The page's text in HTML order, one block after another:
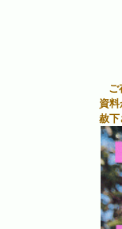
ご
資
赦下